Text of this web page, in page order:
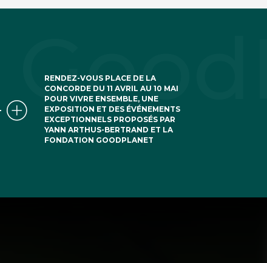
RENDEZ-VOUS PLACE DE LA
CONCORDE DU 11 AVRIL AU 10 MAI
POUR VIVRE ENSEMBLE, UNE
EXPOSITION ET DES ÉVÉNEMENTS
EXCEPTIONNELS PROPOSÉS PAR
YANN ARTHUS-BERTRAND ET LA
FONDATION GOODPLANET